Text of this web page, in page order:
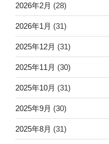
2026年2月 (28)
2026年1月 (31)
2025年12月 (31)
2025年11月 (30)
2025年10月 (31)
2025年9月 (30)
2025年8月 (31)